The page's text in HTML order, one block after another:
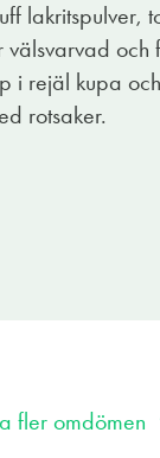
lakritspulver,
kupa och
rotsaker.
viner av
i en typiskt
hamnar
fler omdömen